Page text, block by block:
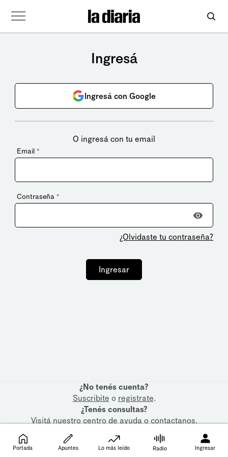
Ingresá
Ingresá con Google
O ingresá con tu email
Email *
Contraseña *
¿Olvidaste tu contraseña?
Ingresar
¿No tenés cuenta?
Suscribite o registrate.
¿Tenés consultas?
Visitá nuestrocentro de ayudaocontactanos.
Portada Apuntes Lo más leído Radio Ingresar